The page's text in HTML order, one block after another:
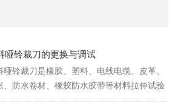
物理性质，具有重要的研究和应用价
哑铃裁刀的更换与调试
哑铃裁刀是橡胶、塑料、电线电缆、皮革、
、防水卷材、橡胶防水胶带等材料拉伸试验
的专用铣刀，严格按照国家哑铃形铣刀标准